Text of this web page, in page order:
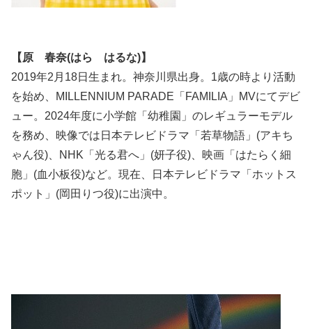
【原 春奈(はら はるな)】
2019年2月18日生まれ。神奈川県出身。1歳の時より活動
を始め、MILLENNIUM PARADE「FAMILIA」MVにてデビ
ュー。2024年度に小学館「幼稚園」のレギュラーモデル
を務め、映像では日本テレビドラマ「若草物語」(アキち
ゃん役)、NHK「光る君へ」(妍子役)、映画「はたらく細
胞」(血小板役)など。現在、日本テレビドラマ「ホットス
ポット」(岡田りつ役)に出演中。